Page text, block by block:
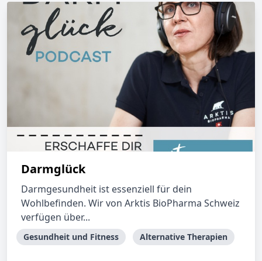
Darmglück
Darmgesundheit ist essenziell für dein
Wohlbefinden. Wir von Arktis BioPharma Schweiz
verfügen über...
Gesundheit und Fitness Alternative Therapien